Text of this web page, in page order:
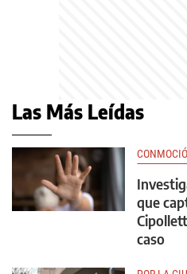
Las Más Leídas
que
caso